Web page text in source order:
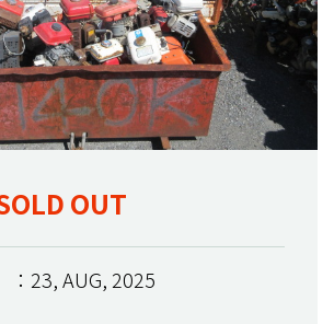
OUT
：23, AUG, 2025